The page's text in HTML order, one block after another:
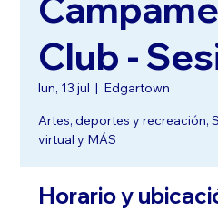
Club -
lun, 13 jul
  |
Edgartown
Artes, deportes y recreación,
virtual y MÁS
Horario y